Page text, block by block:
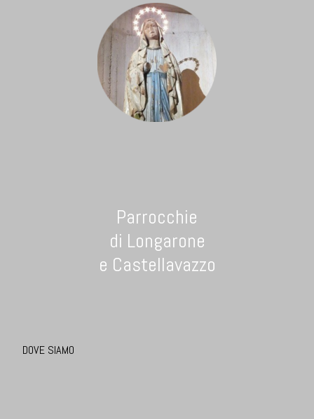
Parrocchie
di Longarone
e Castellavazzo
DOVE SIAMO